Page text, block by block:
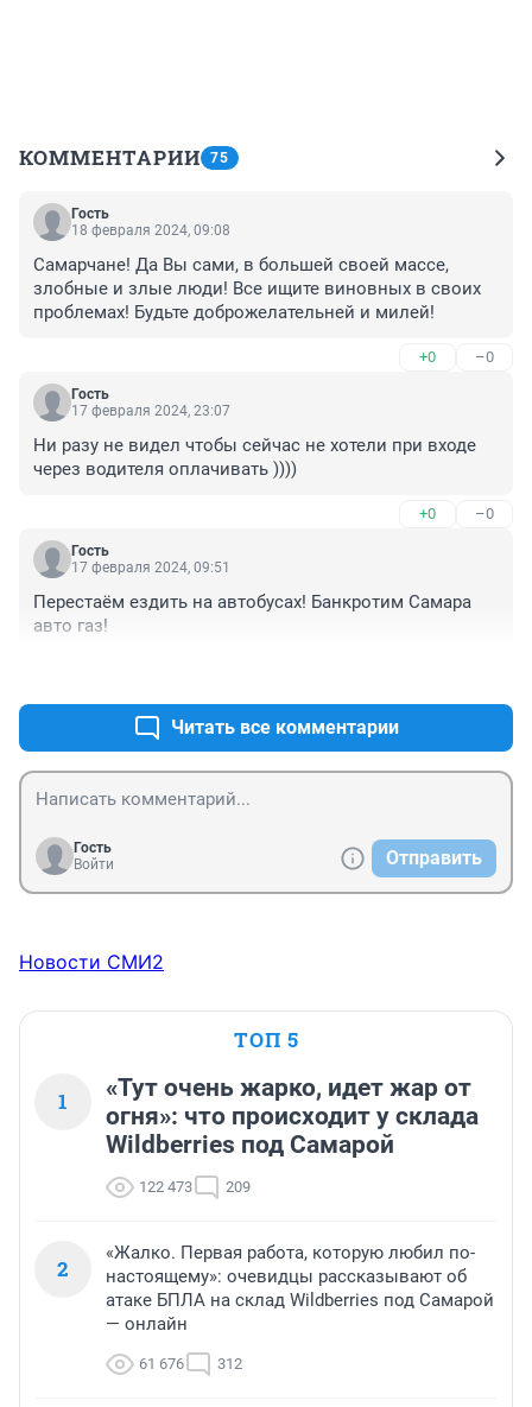
КОММЕНТАРИИ 75
Гость
18 февраля 2024, 09:08
Самарчане! Да Вы сами, в большей своей массе,
злобные и злые люди! Все ищите виновных в своих
проблемах! Будьте доброжелательней и милей!
+0 –0
Гость
17 февраля 2024, 23:07
Ни разу не видел чтобы сейчас не хотели при входе
через водителя оплачивать ))))
+0 –0
Гость
17 февраля 2024, 09:51
Перестаём ездить на автобусах! Банкротим Самара
авто газ!
Читать все комментарии
Гость
Войти
Отправить
Новости СМИ2
ТОП 5
1
«Тут очень жарко, идет жар от
огня»: что происходит у склада
Wildberries под Самарой
122 473 209
2
«Жалко. Первая работа, которую любил по-
настоящему»: очевидцы рассказывают об
атаке БПЛА на склад Wildberries под Самарой
— онлайн
61 676 312